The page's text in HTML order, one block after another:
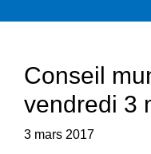
Conseil
vendredi 3
3 mars 2017